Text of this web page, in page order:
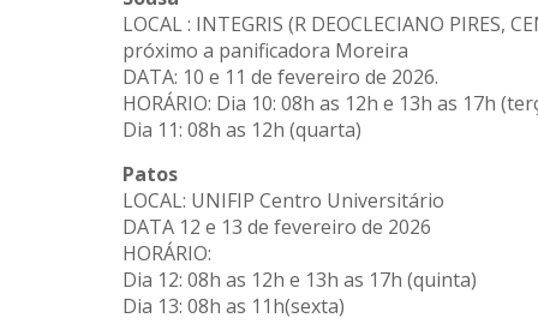
LOCAL : INTEGRIS (R DEOCLECIANO PIRES,
próximo a panificadora Moreira
DATA: 10 e 11 de fevereiro de 2026.
HORÁRIO: Dia 10: 08h as 12h e 13h as 17h
Dia 11: 08h as 12h (quarta)
Patos
LOCAL: UNIFIP Centro Universitário
DATA 12 e 13 de fevereiro de 2026
HORÁRIO:
Dia 12: 08h as 12h e 13h as 17h (quinta)
Dia 13: 08h as 11h(sexta)